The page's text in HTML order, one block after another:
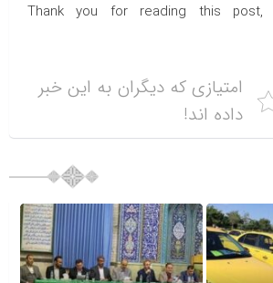
Thank you for reading this
امتیازی که دیگران به این خبر
داده اند!